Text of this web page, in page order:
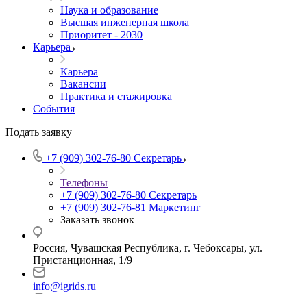
Наука и образование
Высшая инженерная школа
Приоритет - 2030
Карьера
Карьера
Вакансии
Практика и стажировка
События
Подать заявку
+7 (909) 302-76-80 Секретарь
Телефоны
+7 (909) 302-76-80 Секретарь
+7 (909) 302-76-81 Маркетинг
Заказать звонок
Россия, Чувашская Республика, г. Чебоксары, ул.
Пристанционная, 1/9
info@igrids.ru